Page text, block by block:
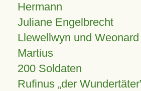
Hermann
Juliane Engelbrecht
Llewellwyn und Weonard
Martius
200 Soldaten
Rufinus „der